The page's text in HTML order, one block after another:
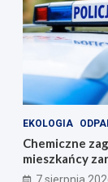
EKOLOGIA
Chemiczne
mieszkańcy
odpady